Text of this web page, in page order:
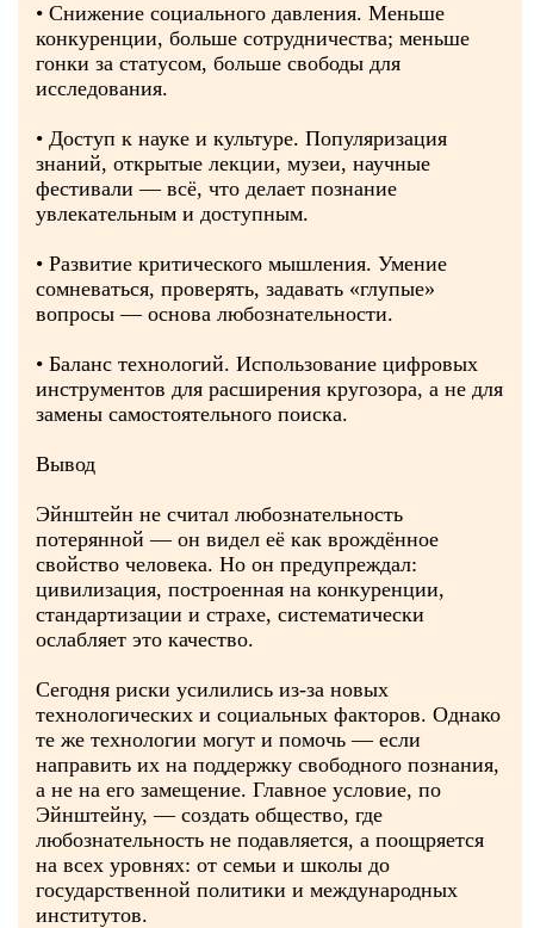
• Снижение социального давления. Меньше
конкуренции, больше сотрудничества; меньше
гонки за статусом, больше свободы для
исследования.
• Доступ к науке и культуре. Популяризация
знаний, открытые лекции, музеи, научные
фестивали — всё, что делает познание
увлекательным и доступным.
• Развитие критического мышления. Умение
сомневаться, проверять, задавать «глупые»
вопросы — основа любознательности.
• Баланс технологий. Использование цифровых
инструментов для расширения кругозора, а не для
замены самостоятельного поиска.
Вывод
Эйнштейн не считал любознательность
потерянной — он видел её как врождённое
свойство человека. Но он предупреждал:
цивилизация, построенная на конкуренции,
стандартизации и страхе, систематически
ослабляет это качество.
Сегодня риски усилились из‑за новых
технологических и социальных факторов. Однако
те же технологии могут и помочь — если
направить их на поддержку свободного познания,
а не на его замещение. Главное условие, по
Эйнштейну, — создать общество, где
любознательность не подавляется, а поощряется
на всех уровнях: от семьи и школы до
государственной политики и международных
институтов.